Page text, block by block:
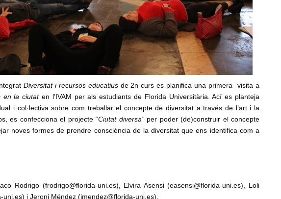
Diversitat i recursos educatius de 2n curs es planifica una primera visita a
en laciutaten l’IVAM per als estudiants de Florida Universitària. Ací es planteja
i col·lectiva sobre com treballar el concepte de diversitat a través de l’art i la
es confecciona el projecte “Ciutat diversa” per poder (de)construir el concepte
noves formes de prendre consciència de la diversitat que ens identifica com a
Rodrigo (frodrigo@florida-uni.es), Elvira Asensi (easensi@florida-uni.es), Loli
uni.es) i Jeroni Méndez (jmendez@florida-uni.es).